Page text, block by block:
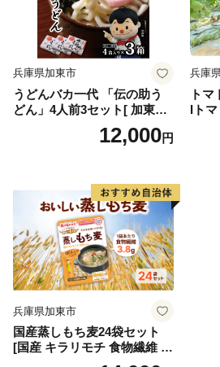
兵庫県加東市
うどんバカ一代 「伝の助う
どん」4人前3セット[ 加東市
産山田錦 米粉 麺類 うどん さ
ぬきうどん 讃岐うどん ]
12,000円
兵庫
ト
Iト
[野
栄
兵庫県加東市
国産蒸しもち麦24袋セット
[国産 キラリモチ 食物繊維 そ
のまま] 雑穀 レトルト インス